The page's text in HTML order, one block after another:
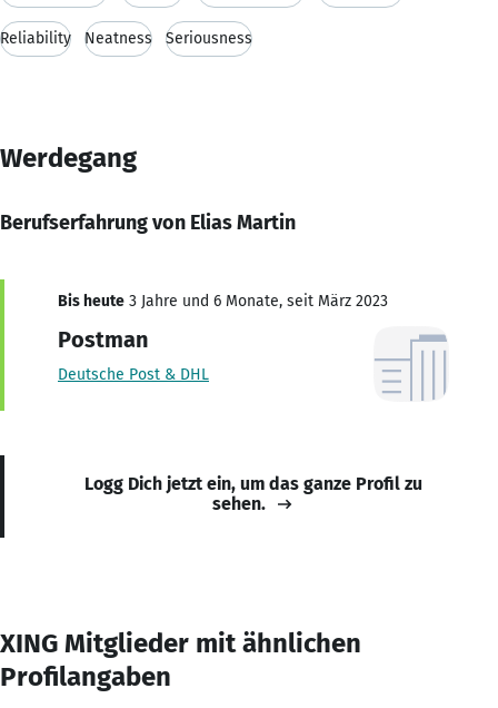
Reliability Neatness Seriousness
Werdegang
Berufserfahrung von Elias Martin
Bis heute 3 Jahre und 6 Monate, seit März 2023
Postman
Deutsche Post & DHL
Logg Dich jetzt ein, um das ganze Profil zu
sehen.
XING Mitglieder mit ähnlichen
Profilangaben